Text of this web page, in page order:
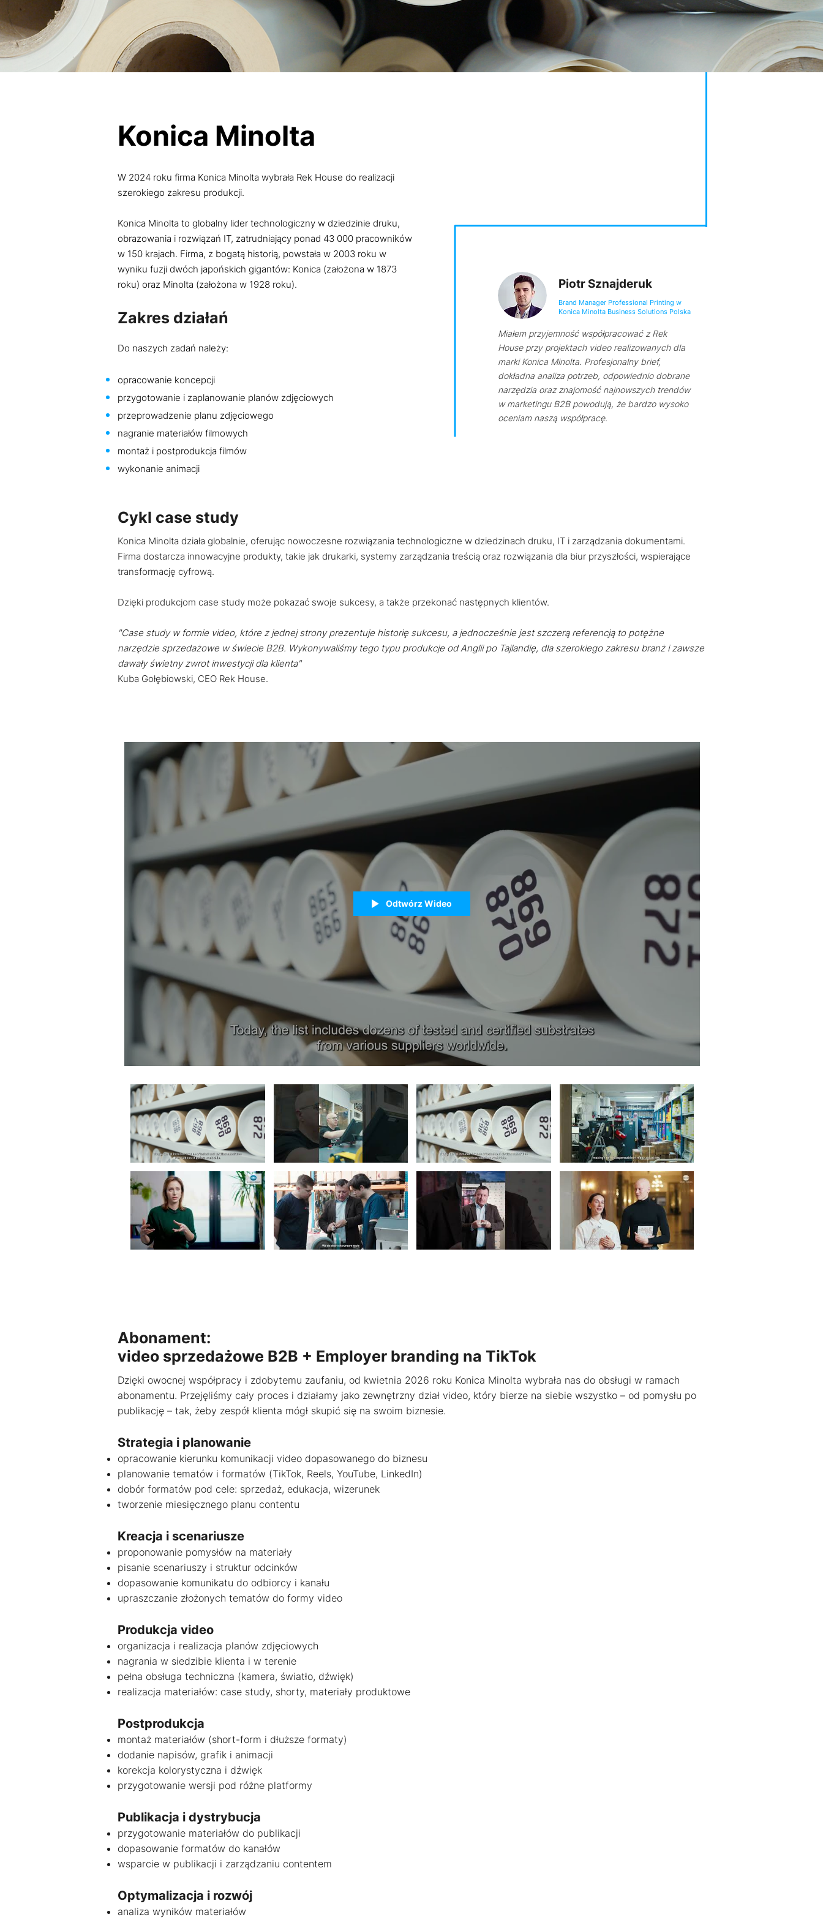
Konica Minolta
W 2024 roku firma Konica Minolta wybrała Rek House do realizacji
szerokiego zakresu produkcji.
Konica Minolta to globalny lider technologiczny w dziedzinie druku,
obrazowania i rozwiązań IT, zatrudniający ponad 43 000 pracowników
w 150 krajach. Firma, z bogatą historią, powstała w 2003 roku w
wyniku fuzji dwóch japońskich gigantów: Konica (założona w 1873
roku) oraz Minolta (założona w 1928 roku).
Zakres działań
Do naszych zadań należy:​​
opracowanie koncepcji
przygotowanie i zaplanowanie planów zdjęciowych
przeprowadzenie planu zdjęciowego
nagranie materiałów filmowych
montaż i postprodukcja filmów
wykonanie animacji
Piotr Sznajderuk
Brand Manager Professional Printing w
Konica Minolta Business Solutions Polska
Miałem przyjemność współpracować z Rek
House przy projektach video realizowanych dla
marki Konica Minolta. Profesjonalny brief,
dokładna analiza potrzeb, odpowiednio dobrane
narzędzia oraz znajomość najnowszych trendów
w marketingu B2B powodują, że bardzo wysoko
oceniam naszą współpracę.
Cykl case study
Konica Minolta działa globalnie, oferując nowoczesne rozwiązania technologiczne w dziedzinach druku, IT i zarządzania dokumentami.
Firma dostarcza innowacyjne produkty, takie jak drukarki, systemy zarządzania treścią oraz rozwiązania dla biur przyszłości, wspierające
transformację cyfrową.
Dzięki produkcjom case study może pokazać swoje sukcesy, a także przekonać następnych klientów.
"Case study w formie video, które z jednej strony prezentuje historię sukcesu, a jednocześnie jest szczerą referencją to potężne
narzędzie sprzedażowe w świecie B2B. Wykonywaliśmy tego typu produkcje od Anglii po Tajlandię, dla szerokiego zakresu branż i zawsze
dawały świetny zwrot inwestycji dla klienta"
Kuba Gołębiowski, CEO Rek House.
Odtwórz Wideo
Abonament:
video sprzedażowe B2B + Employer branding na TikTok
Dzięki owocnej współpracy i zdobytemu zaufaniu, od kwietnia 2026 roku Konica Minolta wybrała nas do obsługi w ramach
abonamentu. Przejęliśmy cały proces i działamy jako zewnętrzny dział video, który bierze na siebie wszystko – od pomysłu po
publikację – tak, żeby zespół klienta mógł skupić się na swoim biznesie.
Strategia i planowanie
opracowanie kierunku komunikacji video dopasowanego do biznesu
planowanie tematów i formatów (TikTok, Reels, YouTube, LinkedIn)
dobór formatów pod cele: sprzedaż, edukacja, wizerunek
tworzenie miesięcznego planu contentu
Kreacja i scenariusze
proponowanie pomysłów na materiały
pisanie scenariuszy i struktur odcinków
dopasowanie komunikatu do odbiorcy i kanału
upraszczanie złożonych tematów do formy video
Produkcja video
organizacja i realizacja planów zdjęciowych
nagrania w siedzibie klienta i w terenie
pełna obsługa techniczna (kamera, światło, dźwięk)
realizacja materiałów: case study, shorty, materiały produktowe
Postprodukcja
montaż materiałów (short-form i dłuższe formaty)
dodanie napisów, grafik i animacji
korekcja kolorystyczna i dźwięk
przygotowanie wersji pod różne platformy
Publikacja i dystrybucja
przygotowanie materiałów do publikacji
dopasowanie formatów do kanałów
wsparcie w publikacji i zarządzaniu contentem
Optymalizacja i rozwój
analiza wyników materiałów